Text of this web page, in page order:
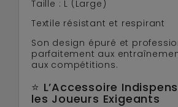
Taille : L (Large)
Textile résistant et respirant
Son design épuré et
parfaitement aux
aux compétitions.
⭐ L’Accessoire
les Joueurs Exigeants